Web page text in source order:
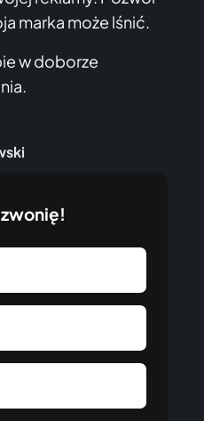
marka może lśnić.
w doborze